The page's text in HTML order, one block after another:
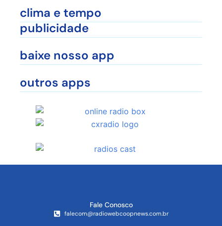
clima e tempo
publicidade
baixe nosso app
outros apps
Fale Conosco
falecom@radiowebcoopnews.com.br